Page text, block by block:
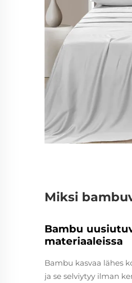
Miksi
Bambu
materiaaleissa
Bambu kasvaa lähes
ja se selviytyy ilman